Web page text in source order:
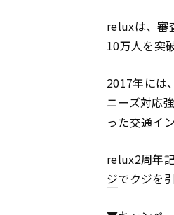
reluxは、審
10万人を突破
2017年には
ニーズ対応
った交通イ
relux2周年
ジでクジを